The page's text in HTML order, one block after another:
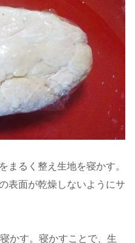
まるく整え生地を寝かす。
表面が乾燥しないようにサ
かす。寝かすことで、生